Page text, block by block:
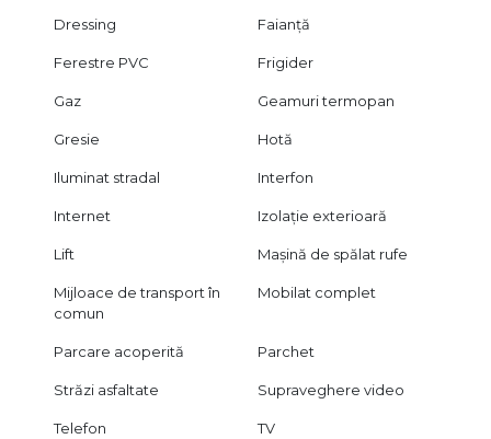
Dressing Faianță
Ferestre PVC Frigider
Gaz Geamuri termopan
Gresie Hotă
Iluminat stradal Interfon
Internet Izolație exterioară
Lift Mașină de spălat rufe
Mijloace de transport în
comun
Mobilat complet
Parcare acoperită Parchet
Străzi asfaltate Supraveghere video
Telefon TV